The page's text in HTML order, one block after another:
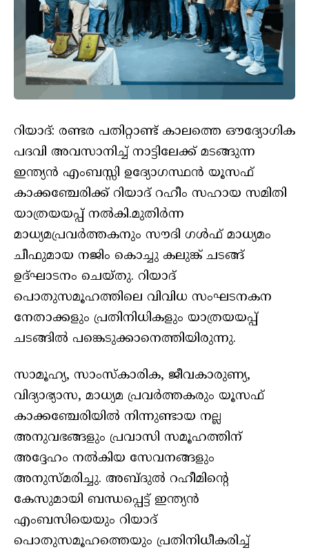
റിയാദ്: രണ്ടര പതിറ്റാണ്ട് കാലത്തെ ഔദ്യോഗിക
പദവി അവസാനിച്ച് നാട്ടിലേക്ക് മടങ്ങുന്ന
ഇന്ത്യൻ എംബസ്സി ഉദ്യോഗസ്ഥൻ യൂസഫ്
കാക്കഞ്ചേരിക്ക് റിയാദ് റഹീം സഹായ സമിതി
യാത്രയയപ്പ് നൽകി.മുതിർന്ന
മാധ്യമപ്രവർത്തകനും സൗദി ഗൾഫ് മാധ്യമം
ചീഫുമായ നജിം കൊച്ചു കലുങ്ക് ചടങ്ങ്
ഉദ്ഘാടനം ചെയ്തു. റിയാദ്
പൊതുസമൂഹത്തിലെ വിവിധ സംഘടനകന
നേതാക്കളും പ്രതിനിധികളും യാത്രയയപ്പ്
ചടങ്ങിൽ പങ്കെടുക്കാനെത്തിയിരുന്നു.
സാമൂഹ്യ, സാംസ്കാരിക, ജീവകാരുണ്യ,
വിദ്യാഭ്യാസ, മാധ്യമ പ്രവർത്തകരും യൂസഫ്
കാക്കഞ്ചേരിയിൽ നിന്നുണ്ടായ നല്ല
അനുവഭങ്ങളും പ്രവാസി സമൂഹത്തിന്
അദ്ദേഹം നൽകിയ സേവനങ്ങളും
അനുസ്മരിച്ചു. അബ്ദുൽ റഹീമിന്റെ
കേസുമായി ബന്ധപ്പെട്ട് ഇന്ത്യൻ
എംബസിയെയും റിയാദ്
പൊതുസമൂഹത്തെയും പ്രതിനിധീകരിച്ച്